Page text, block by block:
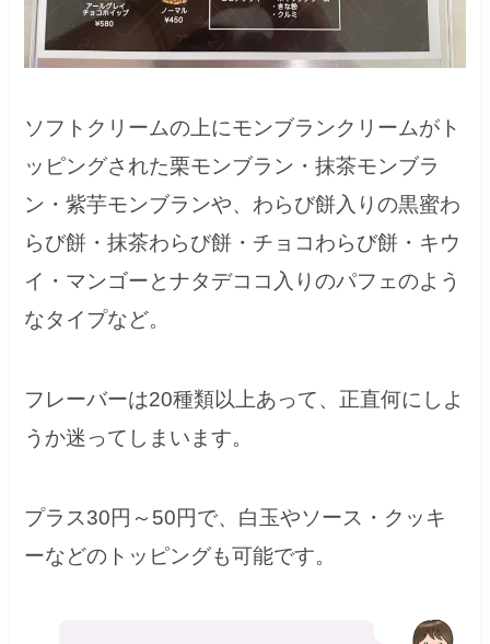
ソフトクリームの上にモンブランクリームがト
ッピングされた栗モンブラン・抹茶モンブラ
ン・紫芋モンブランや、わらび餅入りの黒蜜わ
らび餅・抹茶わらび餅・チョコわらび餅・キウ
イ・マンゴーとナタデココ入りのパフェのよう
なタイプなど。
フレーバーは20種類以上あって、正直何にしよ
うか迷ってしまいます。
プラス30円～50円で、白玉やソース・クッキ
ーなどのトッピングも可能です。